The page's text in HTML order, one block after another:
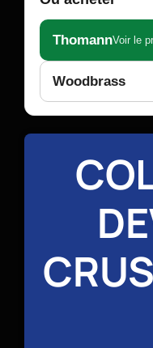
ThomannVoir le
Woodbrass